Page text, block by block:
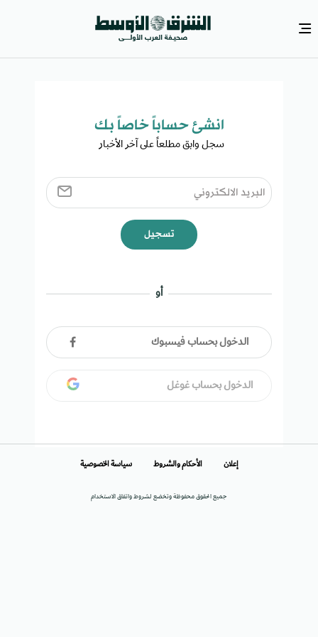
انشئ حساباً خاصاً بك​
سجل وابق مطلعاً على آخر الأخبار ​
تسجيل
أو
الدخول بحساب فيسبوك
الدخول بحساب غوغل
جميع الحقوق محفوظة وتخضع لشروط واتفاق الاستخدام
إعلان الأحكام والشروط سياسة الخصوصية